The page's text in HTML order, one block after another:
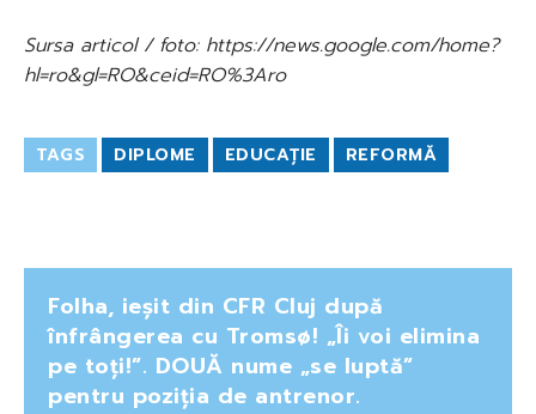
Sursa articol / foto: https://news.google.com/home?
hl=ro&gl=RO&ceid=RO%3Aro
TAGS DIPLOME EDUCAȚIE REFORMĂ
Folha, ieșit din CFR Cluj după
înfrângerea cu Tromsø! „Îi voi elimina
pe toți!”. DOUĂ nume „se luptă”
pentru poziția de antrenor.